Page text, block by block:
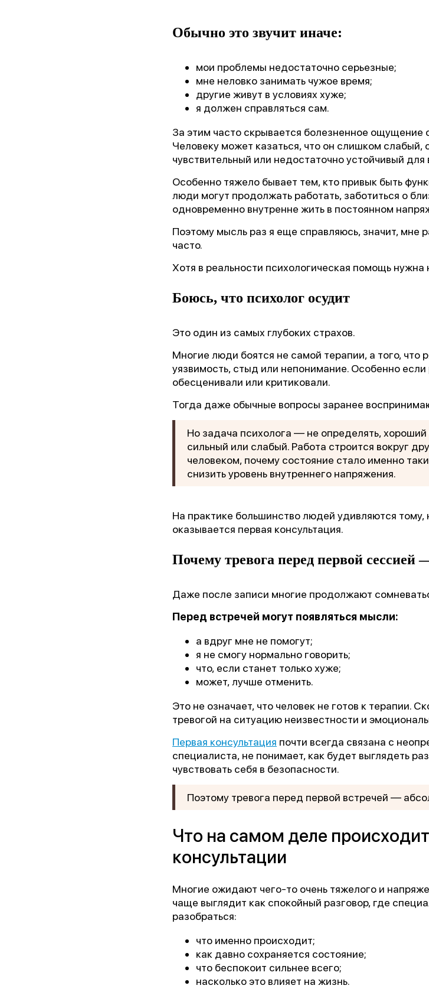
1 место
«Лучшее учреждение
Всероссийский конкурс
«Феникс: Призвание и
Организаторы:Министерство
Предыдущая победа:2-е место в
Благодарим всех, кто принимал
Обычно это звучит иначе:
мои проблемы недостаточно серьезные;
мне неловко занимать чужое время;
другие живут в условиях хуже;
я должен справляться сам.
За этим часто скрывается болезненное ощущение
Человеку может казаться, что он слишком
чувствительный или недостаточно устойчивый для
Особенно тяжело бывает тем, кто привык быть
люди могут продолжать работать, заботиться о
одновременно внутренне жить в постоянном
Поэтому мысль раз я еще справляюсь, значит, мне
часто.
Хотя в реальности психологическая помощь нужна
Боюсь, что психолог осудит
Это один из самых глубоких страхов.
Многие люди боятся не самой терапии, а того, что
уязвимость, стыд или непонимание. Особенно если
обесценивали или критиковали.
Тогда даже обычные вопросы заранее
Но задача психолога — не определять,
сильный или слабый. Работа строится вокруг
человеком, почему состояние стало именно
снизить уровень внутреннего напряжения.
На практике большинство людей удивляются
оказывается первая консультация.
Почему тревога перед первой сессией
Даже после записи многие продолжают
Перед встречей могут появляться мысли:
а вдруг мне не помогут;
я не смогу нормально говорить;
что, если станет только хуже;
может, лучше отменить.
Это не означает, что человек не готов к терапии.
тревогой на ситуацию неизвестности и
Первая консультация почти всегда связана с
специалиста, не понимает, как будет выглядеть
чувствовать себя в безопасности.
Поэтому тревога перед первой встречей —
Что на самом деле
консультации
Многие ожидают чего-то очень тяжелого и
чаще выглядит как спокойный разговор, где
разобраться:
что именно происходит;
как давно сохраняется состояние;
что беспокоит сильнее всего;
насколько это влияет на жизнь.